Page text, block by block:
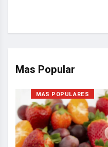
Mas Popular
MAS POPULARES